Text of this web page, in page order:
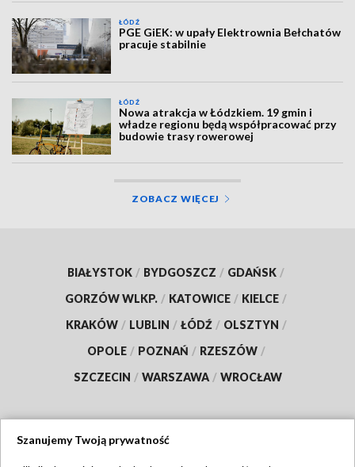
ŁÓDŹ
PGE GiEK: w upały Elektrownia Bełchatów
pracuje stabilnie
ŁÓDŹ
Nowa atrakcja w Łódzkiem. 19 gmin i
władze regionu będą współpracować przy
budowie trasy rowerowej
ZOBACZ WIĘCEJ
BIAŁYSTOK / BYDGOSZCZ / GDAŃSK /
GORZÓW WLKP. / KATOWICE / KIELCE /
KRAKÓW / LUBLIN / ŁÓDŹ / OLSZTYN /
OPOLE / POZNAŃ / RZESZÓW /
SZCZECIN / WARSZAWA / WROCŁAW
Szanujemy Twoją prywatność